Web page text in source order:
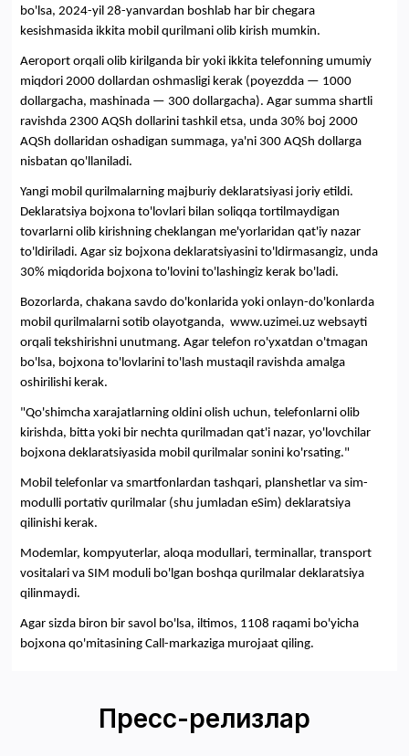
bo'lsa, 2024-yil 28-yanvardan boshlab har bir chegara
kesishmasida ikkita mobil qurilmani olib kirish mumkin.
Aeroport orqali olib kirilganda bir yoki ikkita telefonning umumiy
miqdori 2000 dollardan oshmasligi kerak (poyezdda — 1000
dollargacha, mashinada — 300 dollargacha). Agar summa shartli
ravishda 2300 AQSh dollarini tashkil etsa, unda 30% boj 2000
AQSh dollaridan oshadigan summaga, ya'ni 300 AQSh dollarga
nisbatan qo'llaniladi.
Yangi mobil qurilmalarning majburiy deklaratsiyasi joriy etildi.
Deklaratsiya bojxona to'lovlari bilan soliqqa tortilmaydigan
tovarlarni olib kirishning cheklangan me'yorlaridan qat'iy nazar
to'ldiriladi. Agar siz bojxona deklaratsiyasini to'ldirmasangiz, unda
30% miqdorida bojxona to'lovini to'lashingiz kerak bo'ladi.
Bozorlarda, chakana savdo do'konlarida yoki onlayn-do'konlarda
mobil qurilmalarni sotib olayotganda, www.uzimei.uz websayti
orqali tekshirishni unutmang. Agar telefon ro'yxatdan o'tmagan
bo'lsa, bojxona to'lovlarini to'lash mustaqil ravishda amalga
oshirilishi kerak.
"Qo'shimcha xarajatlarning oldini olish uchun, telefonlarni olib
kirishda, bitta yoki bir nechta qurilmadan qat'i nazar, yo'lovchilar
bojxona deklaratsiyasida mobil qurilmalar sonini ko'rsating."
Mobil telefonlar va smartfonlardan tashqari, planshetlar va sim-
modulli portativ qurilmalar (shu jumladan eSim) deklaratsiya
qilinishi kerak.
Modemlar, kompyuterlar, aloqa modullari, terminallar, transport
vositalari va SIM moduli bo'lgan boshqa qurilmalar deklaratsiya
qilinmaydi.
Agar sizda biron bir savol bo'lsa, iltimos, 1108 raqami bo'yicha
bojxona qo'mitasining Call-markaziga murojaat qiling.
Пресс-релизлар